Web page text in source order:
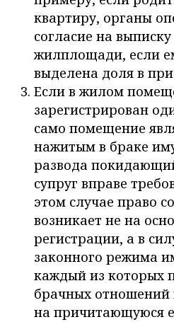
квартиру, органы
согласие на
жилплощади, если
выделена доля в
Если в жилом
зарегистрирован
само помещение
нажитым в браке
развода
супруг вправе
этом случае право
возникает не на
регистрации, а в
законного режима
каждый из которых
брачных отношений
на причитающуюся